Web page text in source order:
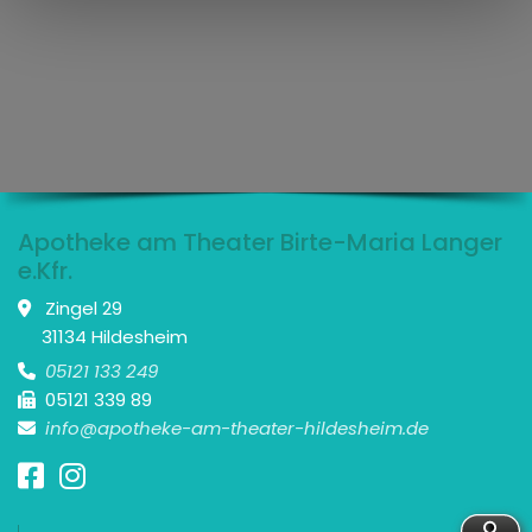
Apotheke am Theater Birte-Maria Langer
e.Kfr.
Zingel 29
31134 Hildesheim
 05121 133 249
 05121 339 89
 info@apotheke-am-theater-hildesheim.de
 